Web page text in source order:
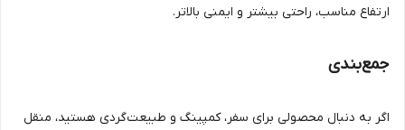
ارتفاع مناسب، راحتی بیشتر و ایمنی بالاتر.
جمع‌بندی
اگر به دنبال محصولی برای سفر، کمپینگ و طبیعت‌گردی هستید، منقل